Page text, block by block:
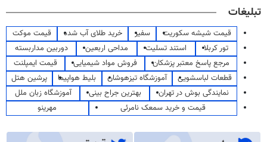
تبلیغات
قیمت شیشه سکوریت سفیر خرید طلای آب شده
قیمت موکت
تور کربلا
استند تسلیت مداحی اربعین
دوربین مداربسته
مرجع پاسخ معتبر پزشکان
فروش مواد شیمیایی
قیمت ایمپلنت
قطعات لباسشویی
آموزشگاه تیزهوشان بلیط هواپیما
پرشین هتل
نمایندگی بوش در تهران
بهترین جراح بینی
آموزشگاه زبان ملل
قیمت و خرید سمعک نامرئی
مهرینو